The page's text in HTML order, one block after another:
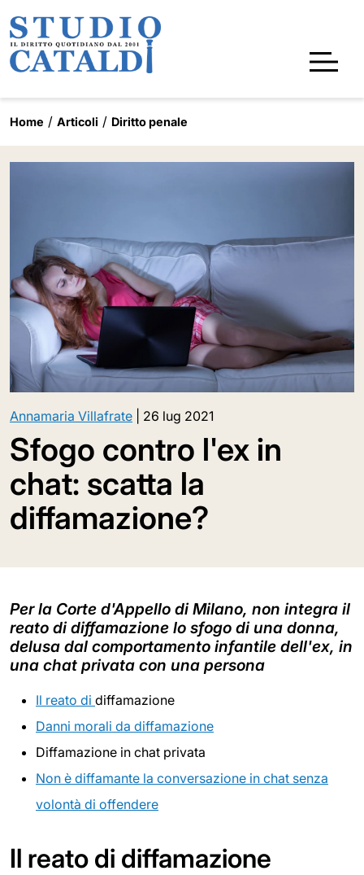
Home Articoli Diritto penale
Annamaria Villafrate 26 lug 2021
Sfogo contro l'ex in
chat: scatta la
diffamazione?
Per la Corte d'Appello di Milano, non integra il
reato di diffamazione lo sfogo di una donna,
delusa dal comportamento infantile dell'ex, in
una chat privata con una persona
Il reato di diffamazione
Danni morali da diffamazione
Diffamazione in chat privata
Non è diffamante la conversazione in chat senza
volontà di offendere
Il reato di diffamazione